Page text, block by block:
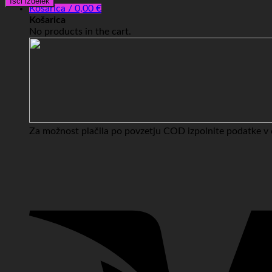
Košarica / 0,00 €
Košarica
No products in the cart.
Za možnost plačila po povzetju COD izpolnite podatke v